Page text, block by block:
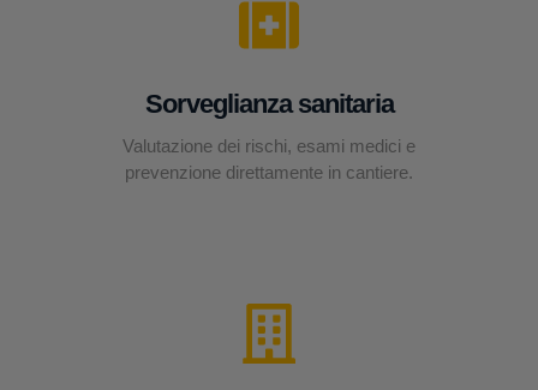
Sorveglianza sanitaria
Valutazione dei rischi, esami medici e
prevenzione direttamente in cantiere.